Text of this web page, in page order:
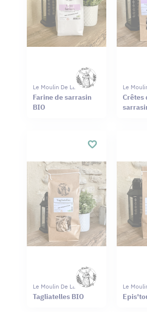
Le Moulin De Launay
Farine de sarrasin
BIO
Le
Crêtes
Le Moulin De Launay
Tagliatelles BIO
Le